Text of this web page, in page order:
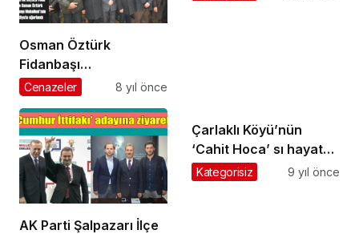
Osman Öztürk
Fidanbaşı
Mahallesi’nde
Cenazeler 8 yıl önce
AK Parti Şalpazarı İlçe
Çarlaklı Köyü’nün
‘Cahit Hoca’ sı hayata
veda etti
Kategorisiz 9 yıl önce